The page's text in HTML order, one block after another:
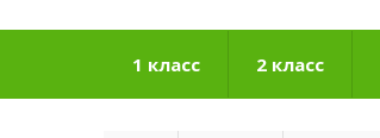
1 класс 2 класс